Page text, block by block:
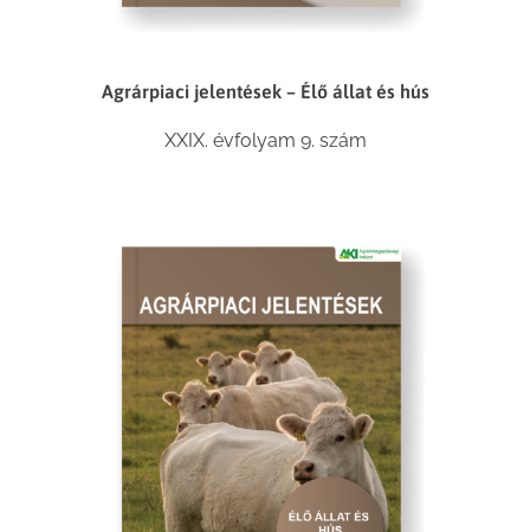
Agrárpiaci jelentések – Élő állat és hús
XXIX. évfolyam 9. szám